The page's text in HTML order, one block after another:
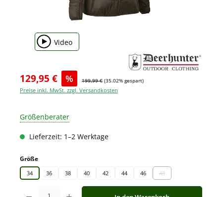
Video
129,95 € % 199,99 € (35.02% gespart)
Preise inkl. MwSt. zzgl. Versandkosten
Größenberater
Lieferzeit: 1–2 Werktage
Größeauswählen
34 36 38 40 42 44 46 48
(Diese Option ist zurzeit
Produkt Anzahl: Gib den gewünschten Wert ein oder benutze die